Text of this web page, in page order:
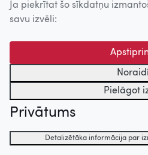
Ja piekrītat šo sīkdatņu
savu izvēli:
Pielāgot
Privātums
Detalizētāka informācija par